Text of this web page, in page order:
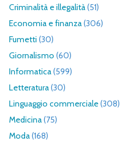
Criminalità e illegalità(51)
Economia e finanza(306)
Fumetti (30)
Giornalismo (60)
Informatica(599)
Letteratura(30)
Linguaggio commerciale(308)
Medicina(75)
Moda(168)